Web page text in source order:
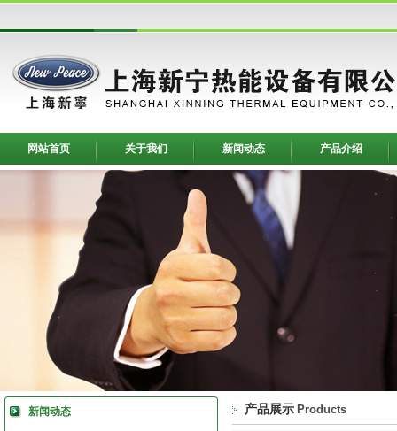
网站首页 关于我们 新闻动态 产品介绍
新闻动态 产品展示 Products